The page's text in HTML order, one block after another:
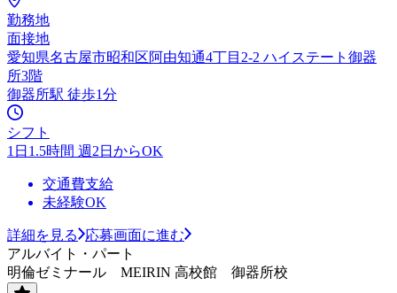
勤務地
面接地
愛知県名古屋市昭和区阿由知通4丁目2-2 ハイステート御器
所3階
御器所駅 徒歩1分
シフト
1日1.5時間 週2日からOK
交通費支給
未経験OK
詳細を見る
応募画面に進む
アルバイト・パート
明倫ゼミナール MEIRIN 高校館 御器所校